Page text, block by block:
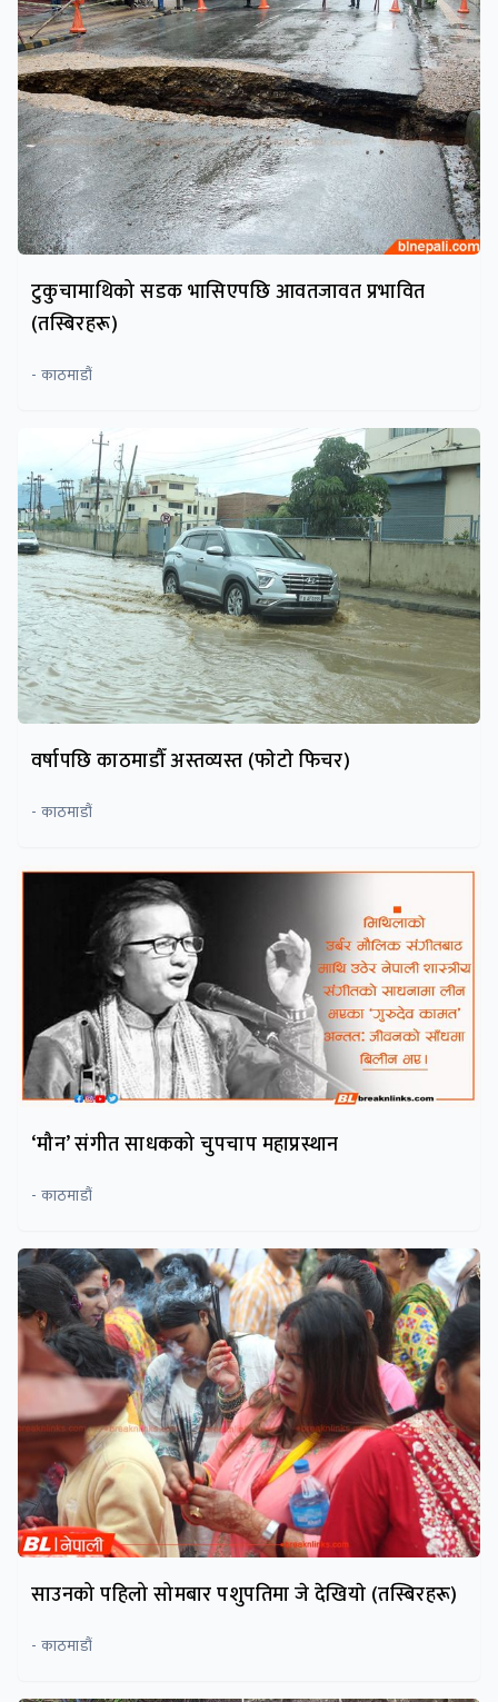
टुकुचामाथिको सडक भासिएपछि आवतजावत प्रभावित
(तस्बिरहरू)
- काठमाडौं
वर्षापछि काठमाडौँ अस्तव्यस्त (फाेटाे फिचर)
- काठमाडौं
‘मौन’ संगीत साधकको चुपचाप महाप्रस्थान
- काठमाडौं
साउनको पहिलो सोमबार पशुपतिमा जे देखियाे (तस्बिरहरू)
- काठमाडौं